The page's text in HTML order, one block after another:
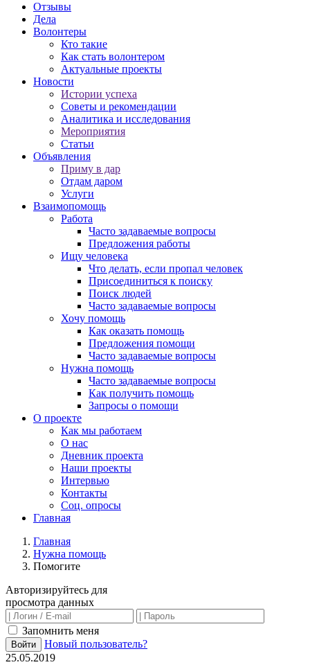
Отзывы
Дела
Волонтеры
Кто такие
Как стать волонтером
Актуальные проекты
Новости
Истории успеха
Советы и рекомендации
Аналитика и исследования
Мероприятия
Статьи
Объявления
Приму в дар
Отдам даром
Услуги
Взаимопомощь
Работа
Часто задаваемые вопросы
Предложения работы
Ищу человека
Что делать, если пропал человек
Присоединиться к поиску
Поиск людей
Часто задаваемые вопросы
Хочу помощь
Как оказать помощь
Предложения помощи
Часто задаваемые вопросы
Нужна помощь
Часто задаваемые вопросы
Как получить помощь
Запросы о помощи
О проекте
Как мы работаем
О нас
Дневник проекта
Наши проекты
Интервью
Контакты
Соц. опросы
Главная
Главная
Нужна помощь
Помогите
Авторизируйтесь для
просмотра данных
Запомнить меня
Войти
Новый пользователь?
25.05.2019